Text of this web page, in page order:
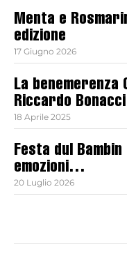
Menta e
edizione
17 Giugno 2026
La benemerenza
Riccardo
18 Aprile 2025
Festa dul
emozioni…
20 Luglio 2026